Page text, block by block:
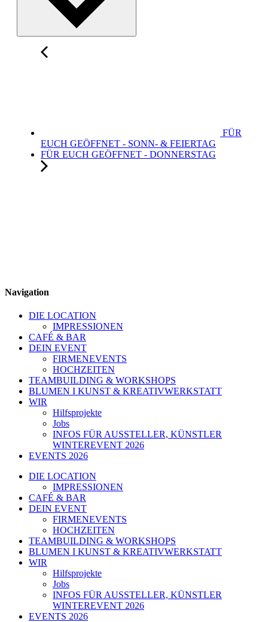
FÜR
EUCH GEÖFFNET - SONN- & FEIERTAG
FÜR EUCH GEÖFFNET - DONNERSTAG
Navigation
DIE LOCATION
IMPRESSIONEN
CAFÉ & BAR
DEIN EVENT
FIRMENEVENTS
HOCHZEITEN
TEAMBUILDING & WORKSHOPS
BLUMEN I KUNST & KREATIVWERKSTATT
WIR
Hilfsprojekte
Jobs
INFOS FÜR AUSSTELLER, KÜNSTLER
WINTEREVENT 2026
EVENTS 2026
DIE LOCATION
IMPRESSIONEN
CAFÉ & BAR
DEIN EVENT
FIRMENEVENTS
HOCHZEITEN
TEAMBUILDING & WORKSHOPS
BLUMEN I KUNST & KREATIVWERKSTATT
WIR
Hilfsprojekte
Jobs
INFOS FÜR AUSSTELLER, KÜNSTLER
WINTEREVENT 2026
EVENTS 2026